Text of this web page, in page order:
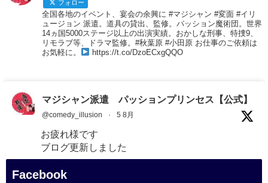
フォロー
全国各地のイベント、宴会の余興に #マジシャン #変面 #イリ
ュージョン 派遣。道具の貸出、監修。パッション魔術団。世界
14ヵ国5000ステージ以上の出演実績。おかしな刑事、特捜9、
リモラブ等、ドラマ監修。#秋葉原 #小田原 お仕事のご依頼は
お気軽に。
https://t.co/DzoECxgQQO
マジシャン派遣 パッションプリンセス【公式】
@comedy_illusion · 5 8月
お疲れ様です
ブログ更新しました
「マジシャン和歌山旅 白浜町・三段壁展望台」
Facebook